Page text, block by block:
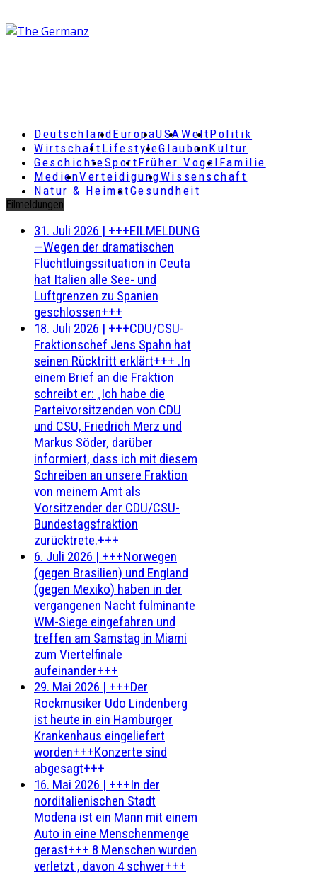
DeutschlandEuropaUSAWeltPolitik
Wirtschaft LifestyleGlaubenKultur
GeschichteSportFrüher Vogel Familie
MedienVerteidigungWissenschaft
Natur & HeimatGesundheit
Eilmeldungen
31. Juli 2026 | +++EILMELDUNG
—Wegen der dramatischen
Flüchtluingssituation in Ceuta
hat Italien alle See- und
Luftgrenzen zu Spanien
geschlossen+++
18. Juli 2026 | +++CDU/CSU-
Fraktionschef Jens Spahn hat
seinen Rücktritt erklärt+++ .In
einem Brief an die Fraktion
schreibt er: „Ich habe die
Parteivorsitzenden von CDU
und CSU, Friedrich Merz und
Markus Söder, darüber
informiert, dass ich mit diesem
Schreiben an unsere Fraktion
von meinem Amt als
Vorsitzender der CDU/CSU-
Bundestagsfraktion
zurücktrete.+++
6. Juli 2026 | +++Norwegen
(gegen Brasilien) und England
(gegen Mexiko) haben in der
vergangenen Nacht fulminante
WM-Siege eingefahren und
treffen am Samstag in Miami
zum Viertelfinale
aufeinander+++
29. Mai 2026 | +++Der
Rockmusiker Udo Lindenberg
ist heute in ein Hamburger
Krankenhaus eingeliefert
worden+++Konzerte sind
abgesagt+++
16. Mai 2026 | +++In der
norditalienischen Stadt
Modena ist ein Mann mit einem
Auto in eine Menschenmenge
gerast+++ 8 Menschen wurden
verletzt , davon 4 schwer+++